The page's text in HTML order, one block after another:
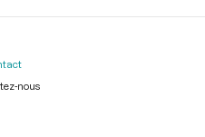
nous